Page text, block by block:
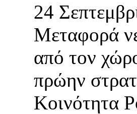
24
Μεταφορά
από τον
πρώην
Κοινότητα